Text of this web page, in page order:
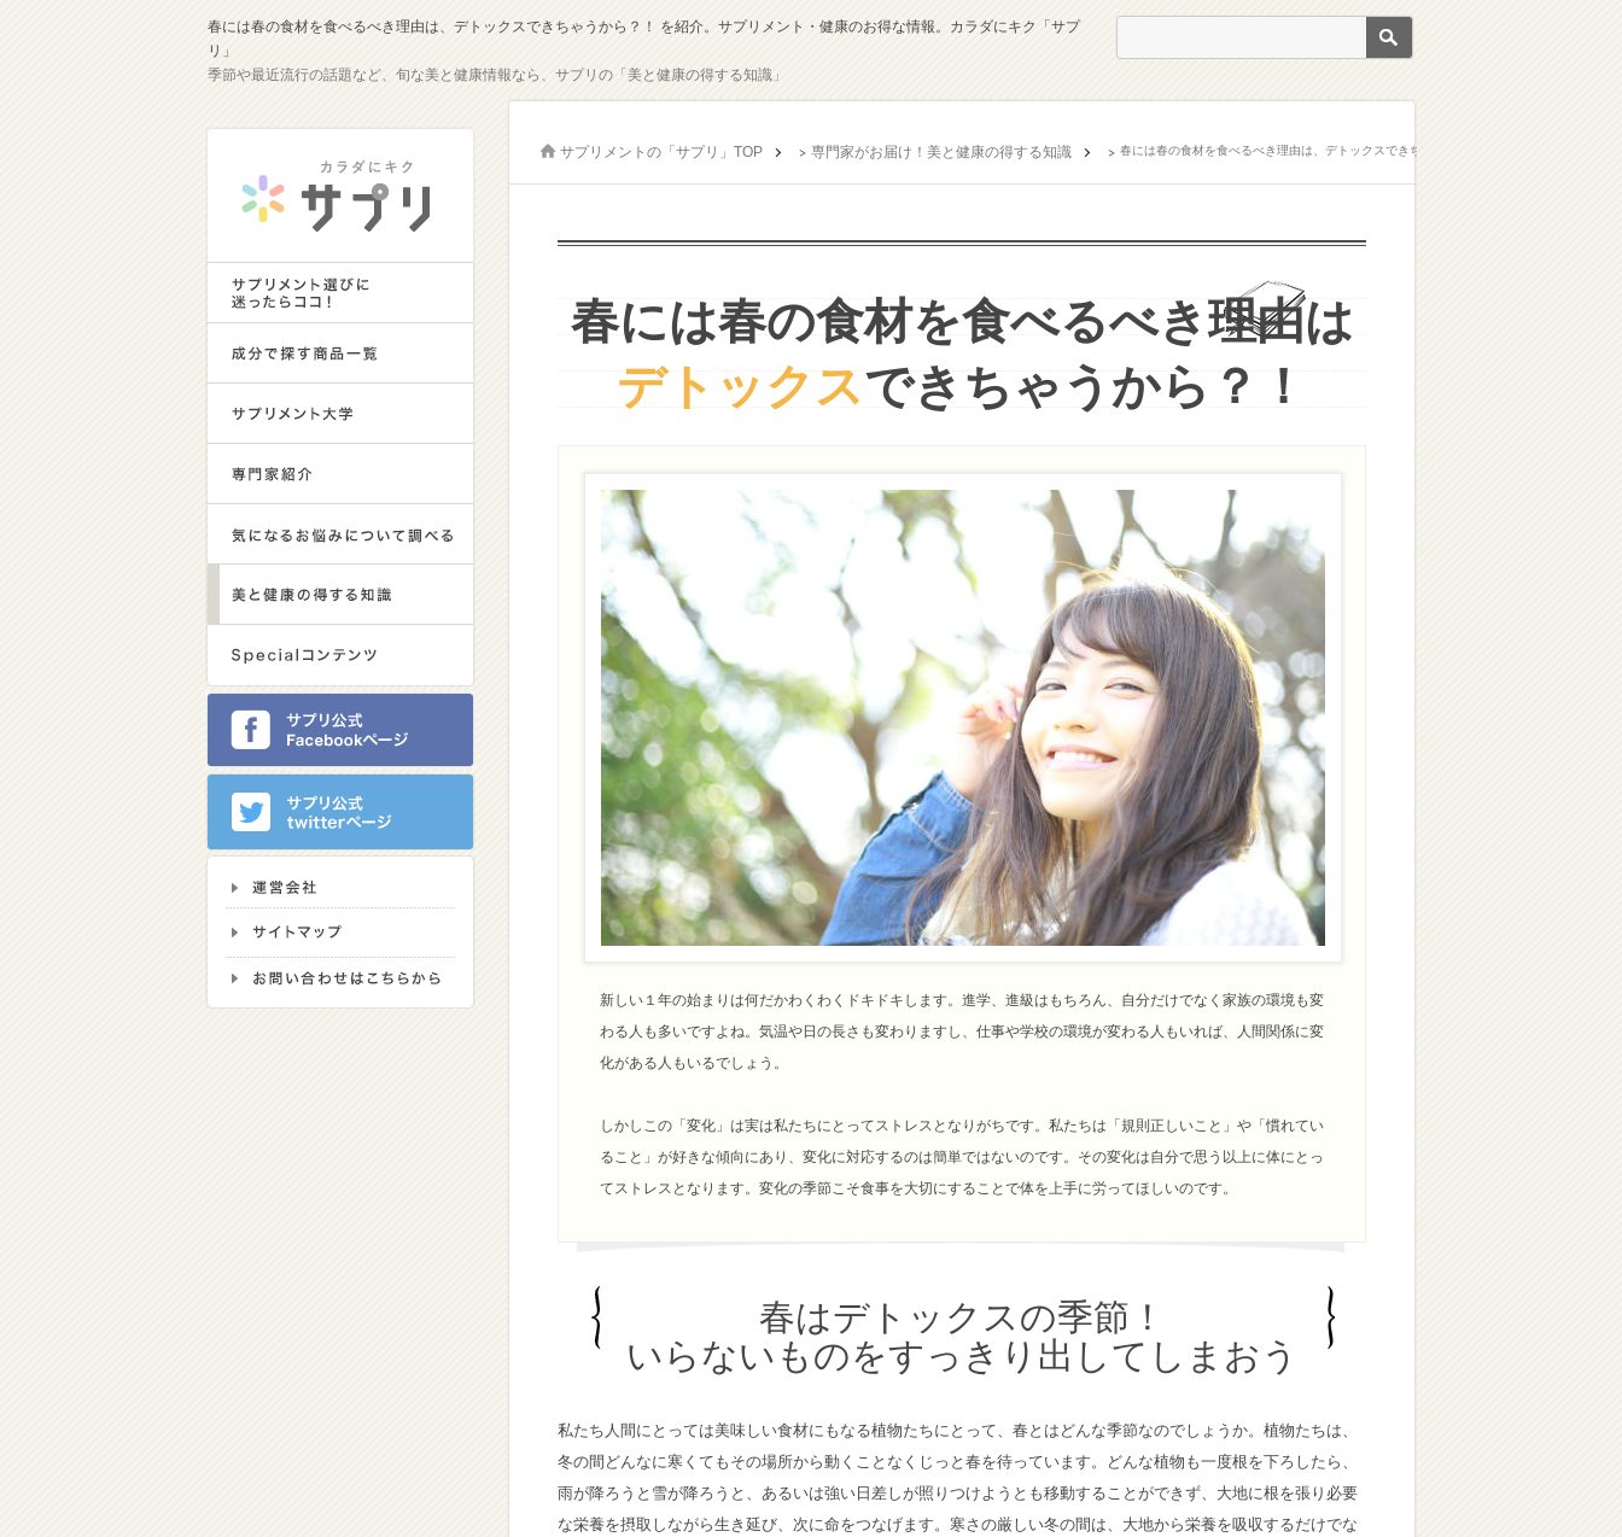
春には春の食材を食べるべき理由は、デトックスできちゃうから？！ を紹介。サプリメント・健康のお得な情報。カラダにキク「サプ
リ」
季節や最近流行の話題など、旬な美と健康情報なら、サプリの「美と健康の得する知識」
サプリメントの「サプリ」TOP 専門家がお届け！美と健康の得する知識 春には春の食材を食べるべき理由は、デトックスできちゃうから？！
春には春の食材を食べるべき理由は
デトックスできちゃうから？！
新しい１年の始まりは何だかわくわくドキドキします。進学、進級はもちろん、自分だけでなく家族の環境も変
わる人も多いですよね。気温や日の長さも変わりますし、仕事や学校の環境が変わる人もいれば、人間関係に変
化がある人もいるでしょう。
しかしこの「変化」は実は私たちにとってストレスとなりがちです。私たちは「規則正しいこと」や「慣れてい
ること」が好きな傾向にあり、変化に対応するのは簡単ではないのです。その変化は自分で思う以上に体にとっ
てストレスとなります。変化の季節こそ食事を大切にすることで体を上手に労ってほしいのです。
春はデトックスの季節！
いらないものをすっきり出してしまおう
私たち人間にとっては美味しい食材にもなる植物たちにとって、春とはどんな季節なのでしょうか。植物たちは、
冬の間どんなに寒くてもその場所から動くことなくじっと春を待っています。どんな植物も一度根を下ろしたら、
雨が降ろうと雪が降ろうと、あるいは強い日差しが照りつけようとも移動することができず、大地に根を張り必要
な栄養を摂取しながら生き延び、次に命をつなげます。寒さの厳しい冬の間は、大地から栄養を吸収するだけでな